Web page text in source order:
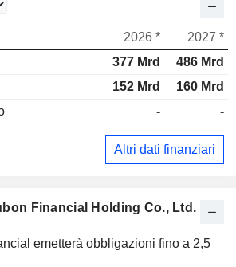
Financial Holding Co., Ltd.
emetterà obbligazioni fino a 2,5
2026 *
2027 *
377 Mrd
486 Mrd
152 Mrd
160 Mrd
- -
Altri dati finanziari